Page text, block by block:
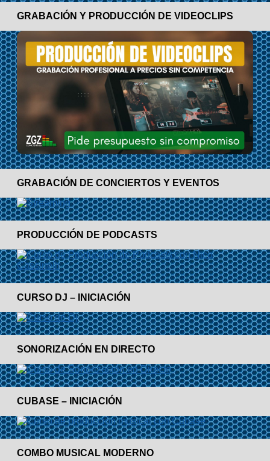
GRABACIÓN Y PRODUCCIÓN DE VIDEOCLIPS
GRABACIÓN DE CONCIERTOS Y EVENTOS
PRODUCCIÓN DE PODCASTS
CURSO DJ – INICIACIÓN
SONORIZACIÓN EN DIRECTO
CUBASE – INICIACIÓN
COMBO MUSICAL MODERNO